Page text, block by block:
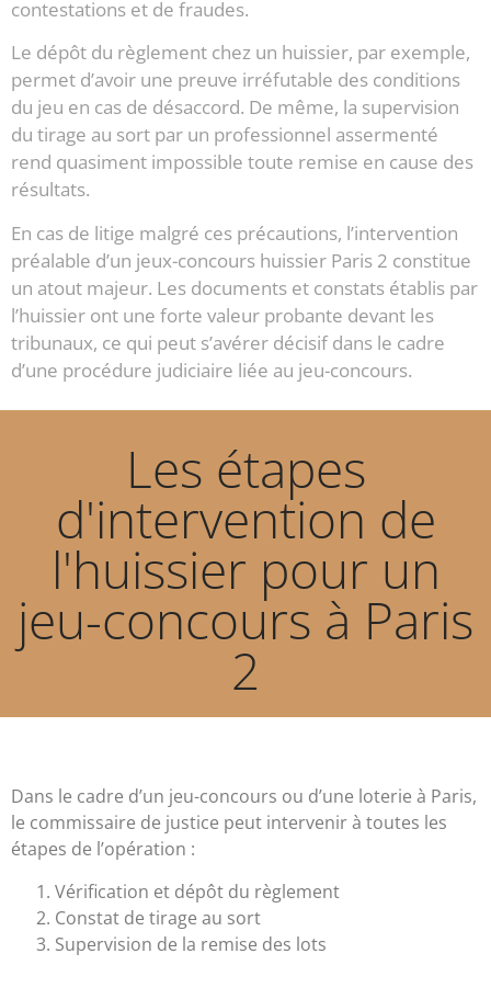
contestations et de fraudes.
Le dépôt du règlement chez un huissier, par exemple,
permet d’avoir une preuve irréfutable des conditions
du jeu en cas de désaccord. De même, la supervision
du tirage au sort par un professionnel assermenté
rend quasiment impossible toute remise en cause des
résultats.
En cas de litige malgré ces précautions, l’intervention
préalable d’un jeux-concours huissier Paris 2 constitue
un atout majeur. Les documents et constats établis par
l’huissier ont une forte valeur probante devant les
tribunaux, ce qui peut s’avérer décisif dans le cadre
d’une procédure judiciaire liée au jeu-concours.
Les étapes
d'intervention de
l'huissier pour un
jeu-concours à Paris
2
Dans le cadre d’un jeu-concours ou d’une loterie à Paris,
le commissaire de justice peut intervenir à toutes les
étapes de l’opération :
Vérification et dépôt du règlement
Constat de tirage au sort
Supervision de la remise des lots